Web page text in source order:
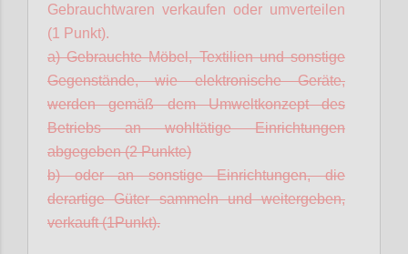
Gebrauchtwaren verkaufen oder umverteilen
(1 Punkt).
a) Gebrauchte Möbel, Textilien und sonstige
Gegenstände, wie elektronische Geräte,
werden gemäß dem Umweltkonzept des
Betriebs an wohltätige Einrichtungen
abgegeben (2 Punkte)
b) oder an sonstige Einrichtungen, die
derartige Güter sammeln und weitergeben,
verkauft (1Punkt).